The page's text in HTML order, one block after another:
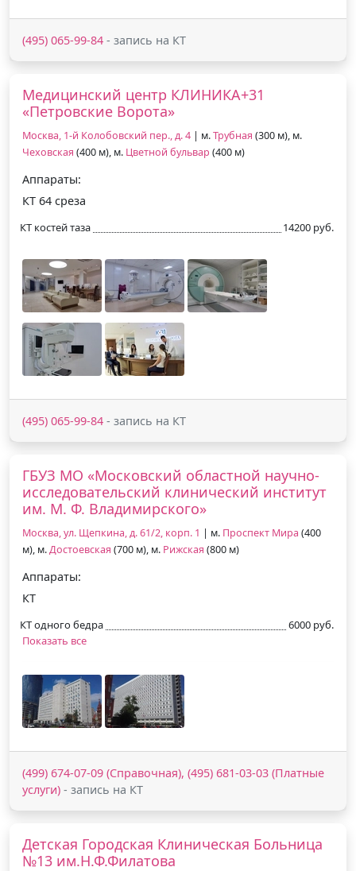
(495) 065-99-84 - запись на КТ
Медицинский центр КЛИНИКА+31
«Петровские Ворота»
Москва, 1-й Колобовский пер., д. 4 | м.Трубная (300 м), м.
Чеховская (400 м), м. Цветной бульвар (400 м)
Аппараты:
КТ 64 среза
КТ костей таза 14200 руб.
(495) 065-99-84 - запись на КТ
ГБУЗ МО «Московский областной научно-
исследовательский клинический институт
им. М. Ф. Владимирского»
Москва, ул. Щепкина, д. 61/2, корп. 1 | м. Проспект Мира (400
м), м.Достоевская (700 м), м. Рижская (800 м)
Аппараты:
КТ
КТ одного бедра
6000 руб.
Показать все
(499) 674-07-09 (Справочная), (495) 681-03-03 (Платные
услуги) - запись на КТ
Детская Городская Клиническая Больница
№13 им.Н.Ф.Филатова